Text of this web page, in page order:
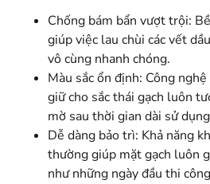
Chống bám bẩn vượt trội:
giúp việc lau chùi các vết
vô cùng nhanh chóng.
Màu sắc ổn định: Công
giữ cho sắc thái gạch luôn
mờ sau thời gian dài sử
Dễ dàng bảo trì: Khả năng
thường giúp mặt gạch luôn
như những ngày đầu thi